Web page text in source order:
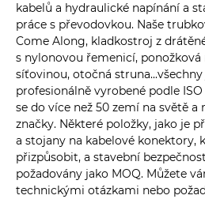
kabelů a hydraulické napínání a
práce s převodovkou. Naše
Come Along, kladkostroj z
s nylonovou řemenicí,
síťovinou, otočná struna...všechny
profesionálně vyrobené podle
se do více než 50 zemí na světě
značky. Některé položky, jako je
a stojany na kabelové konektory,
přizpůsobit, a stavební
požadovány jako MOQ. Můžete
technickými otázkami nebo